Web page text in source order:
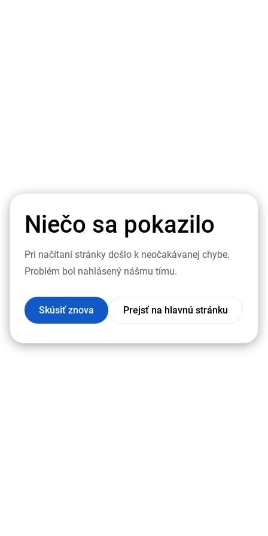
Niečo sa pokazilo
Pri načítaní stránky došlo k neočakávanej chybe.
Problém bol nahlásený nášmu tímu.
Skúsiť znova Prejsť na hlavnú stránku